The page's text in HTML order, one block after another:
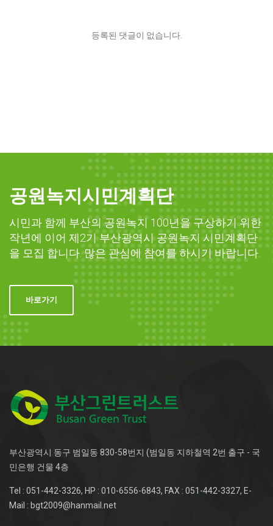
등록된 댓글이 없습니다.
공원녹지시민계획단
시민과 함께 부산의 공원녹지 100년을 구상하기 위한
작년에 이어 제2기 부산광역시 공원녹지 시민계획단
을 모집 합니다. 많은 관심에 참여를 하시기 바랍니다.
바로가기
부산광역시 동구 범일동 830-58번지 (범일동 지하철역 2번 출구 - 국
민은행 건물 4층
Tel : 051-442-3326, HP : 010-6556-6843, FAX : 051-442-3327, E-
Mail : bgt2009@hanmail.net